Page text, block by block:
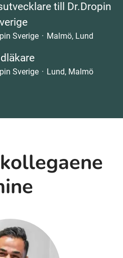
till Dr.Dropin
Sverige · Malmö, Lund
Sverige · Lund, Malmö